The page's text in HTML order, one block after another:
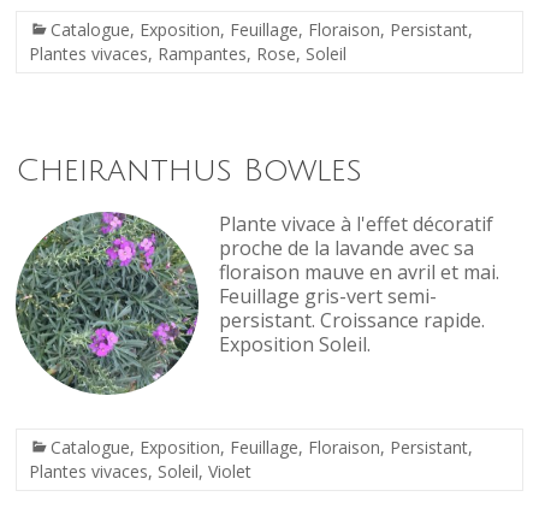
Catalogue, Exposition, Feuillage, Floraison, Persistant,
Plantes vivaces, Rampantes, Rose, Soleil
Cheiranthus Bowles
Plante vivace à l'effet décoratif
proche de la lavande avec sa
floraison mauve en avril et mai.
Feuillage gris-vert semi-
persistant. Croissance rapide.
Exposition Soleil.
Catalogue, Exposition, Feuillage, Floraison, Persistant,
Plantes vivaces, Soleil,Violet